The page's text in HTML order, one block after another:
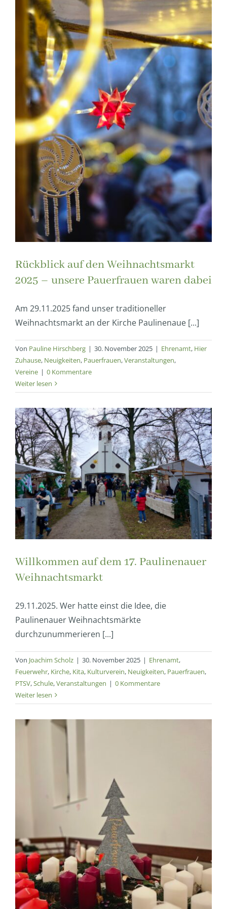
Rückblick auf den Weihnachtsmarkt
2025 – unsere Pauerfrauen waren dabei
Am 29.11.2025 fand unser traditioneller
Weihnachtsmarkt an der Kirche Paulinenaue [...]
Von Pauline Hirschberg | 30. November 2025 | Ehrenamt, Hier
Zuhause, Neuigkeiten, Pauerfrauen,Veranstaltungen,
Vereine | 0 Kommentare
Weiter lesen
Willkommen auf dem 17. Paulinenauer
Weihnachtsmarkt
29.11.2025. Wer hatte einst die Idee, die
Paulinenauer Weihnachtsmärkte
durchzunummerieren [...]
Von Joachim Scholz | 30. November 2025 | Ehrenamt,
Feuerwehr, Kirche, Kita, Kulturverein, Neuigkeiten, Pauerfrauen,
PTSV,Schule,Veranstaltungen | 0 Kommentare
Weiter lesen